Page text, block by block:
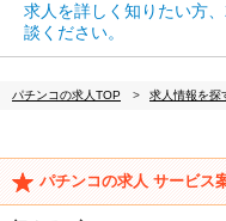
求人を詳しく知りたい方
談ください。
パチンコの求人TOP 求人情報を探
パチンコの求人 サービス